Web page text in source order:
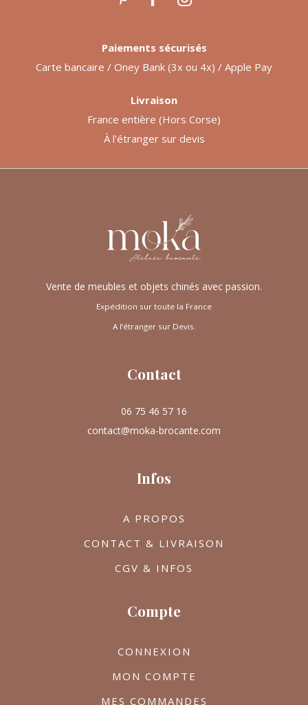
Vente de meubles et objets chinés avec passion.
Expédition sur toute la France
A l’étranger sur Devis.
Contact
06 75 46 57 16
contact@moka-brocante.com
Infos
A PROPOS
CONTACT & LIVRAISON
CGV & INFOS
Compte
CONNEXION
MON COMPTE
MES COMMANDES
Paiements sécurisés
Carte bancaire / Oney Bank (3x ou 4x) / Apple Pay
Livraison
France entière (Hors Corse)
À l'étranger sur devis